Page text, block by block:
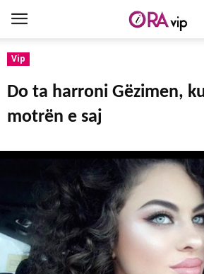
Vip
Do ta harroni Gëzimen,
motrën e saj